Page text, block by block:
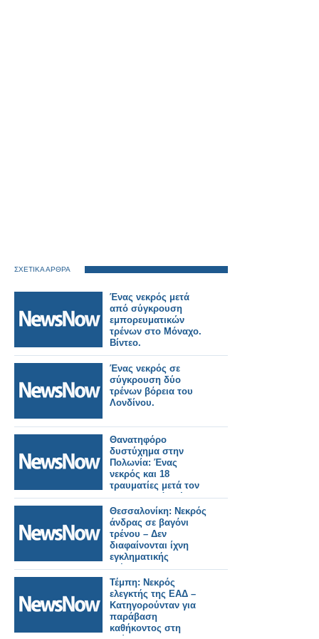
ΣΧΕΤΙΚΑ ΑΡΘΡΑ
Ένας νεκρός μετά
από σύγκρουση
εμπορευματικών
τρένων στο Μόναχο.
Βίντεο.
Ένας νεκρός σε
σύγκρουση δύο
τρένων βόρεια του
Λονδίνου.
Θανατηφόρο
δυστύχημα στην
Πολωνία: Ένας
νεκρός και 18
τραυματίες μετά τον
εκτροχιασμό τρένου.
Θεσσαλονίκη: Νεκρός
άνδρας σε βαγόνι
τρένου – Δεν
διαφαίνονται ίχνη
εγκληματικής
ενέργειας.
Τέμπη: Νεκρός
ελεγκτής της ΕΑΔ –
Κατηγορούνταν για
παράβαση
καθήκοντος στη